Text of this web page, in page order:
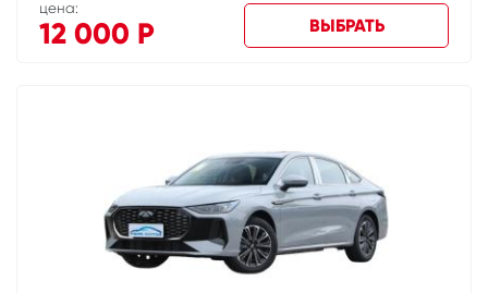
цена:
12 000 Р ВЫБРАТЬ